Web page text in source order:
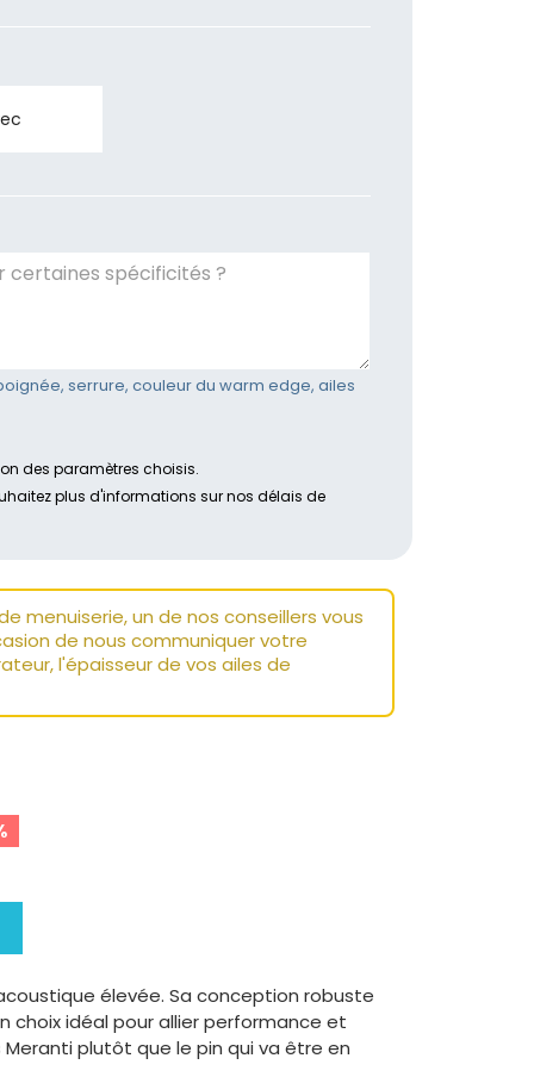
serrure, couleur du warm edge, ailes
des paramètres choisis.
plus d'informations sur nos délais de
menuiserie, un de nos conseillers vous
de nous communiquer votre
l'épaisseur de vos ailes de
élevée. Sa conception robuste
idéal pour allier performance et
plutôt que le pin qui va être en